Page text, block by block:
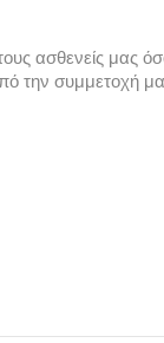
ασθενείς μας
την συμμετοχή